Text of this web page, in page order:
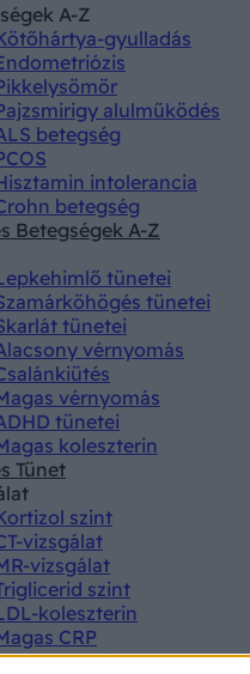
A-Z
gyulladás
alulműködés
betegség
intolerancia
betegség
Betegségek A-Z
tünetei
tünetei
tünetei
vérnyomás
vérnyomás
tünetei
koleszterin
Tünet
szint
vizsgálat
vizsgálat
szint
koleszterin
CRP